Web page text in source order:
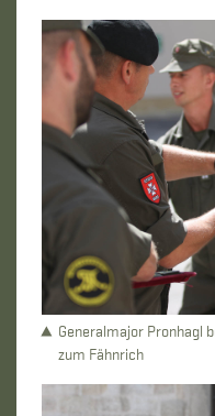
Generalmajor Pronhagl
zum Fähnrich